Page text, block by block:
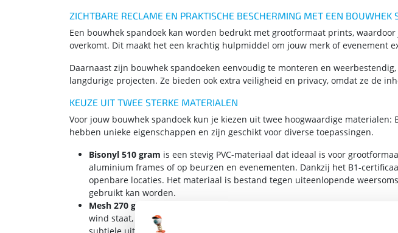
ZICHTBARE RECLAME EN PRAKTISCHE BESCHERMING MET EEN BOUWHEK
Een bouwhek spandoek kan worden bedrukt met grootformaat prints,
overkomt. Dit maakt het een krachtig hulpmiddel om jouw merk of evenement
Daarnaast zijn bouwhek spandoeken eenvoudig te monteren en
langdurige projecten. Ze bieden ook extra veiligheid en privacy, omdat ze de
KEUZE UIT TWEE STERKE MATERIALEN
Voor jouw bouwhek spandoek kun je kiezen uit twee hoogwaardige materialen:
hebben unieke eigenschappen en zijn geschikt voor diverse toepassingen.
Bisonyl 510 gram is een stevig PVC-materiaal dat ideaal is voor
aluminium frames of op beurzen en evenementen. Dankzij het B1-
openbare locaties. Het materiaal is bestand tegen uiteenlopende
gebruikt kan worden.
Mesh 270 gram
wind staat, zoals bouwplaatsen of open velden. Het materiaal is